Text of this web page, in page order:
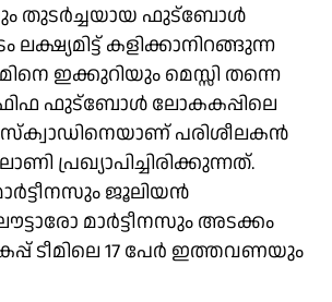
തുടര്‍ച്ചയായ ഫുട്‌ബോള്‍
ലക്ഷ്യമിട്ട് കളിക്കാനിറങ്ങുന്ന
ഇക്കുറിയും മെസ്സി തന്നെ
ഫിഫ ഫുട്‌ബോള്‍ ലോകകപ്പിലെ
സ്‌ക്വാഡിനെയാണ് പരിശീലകന്‍
പ്രഖ്യാപിച്ചിരിക്കുന്നത്.
ജൂലിയന്‍
മാര്‍ട്ടീനസും അടക്കം
ടീമിലെ 17 പേര്‍ ഇത്തവണയും